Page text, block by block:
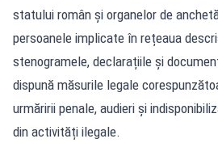
statului român și organelor de
persoanele implicate în rețeaua
stenogramele, declarațiile și
dispună măsurile legale
urmăririi penale, audieri și
din activități ilegale.